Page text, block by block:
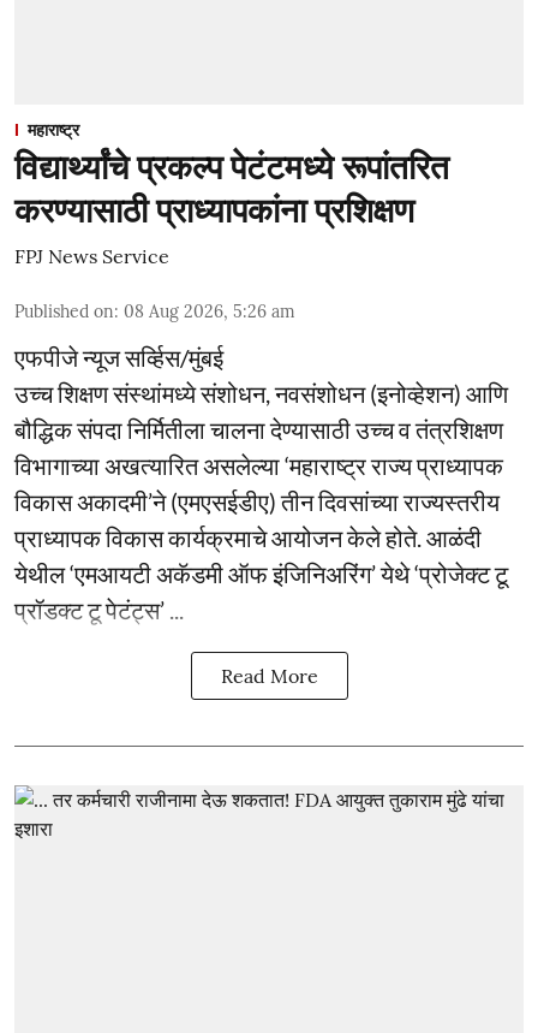
महाराष्ट्र
विद्यार्थ्यांचे प्रकल्प पेटंटमध्ये रूपांतरित
करण्यासाठी प्राध्यापकांना प्रशिक्षण
FPJ News Service
Published on: 08 Aug 2026, 5:26 am
एफपीजे न्यूज सर्व्हिस/मुंबई
उच्च शिक्षण संस्थांमध्ये संशोधन, नवसंशोधन (इनोव्हेशन) आणि
बौद्धिक संपदा निर्मितीला चालना देण्यासाठी उच्च व तंत्रशिक्षण
विभागाच्या अखत्यारित असलेल्या ‘महाराष्ट्र राज्य प्राध्यापक
विकास अकादमी’ने (एमएसईडीए) तीन दिवसांच्या राज्यस्तरीय
प्राध्यापक विकास कार्यक्रमाचे आयोजन केले होते. आळंदी
येथील ‘एमआयटी अकॅडमी ऑफ इंजिनिअरिंग’ येथे ‘प्रोजेक्ट टू
प्रॉडक्ट टू पेटंट्स’ ...
Read More